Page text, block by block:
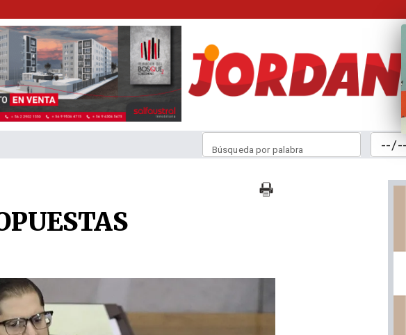
Búsqueda por palabra